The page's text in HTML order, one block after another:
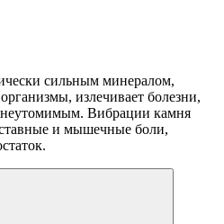
сильным минералом,
излечивает болезни,
неутомимым. Вибрации камня
и мышечные боли,